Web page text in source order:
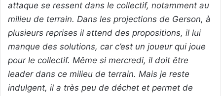
attaque se ressent dans le collectif, notamment au
milieu de terrain. Dans les projections de Gerson, à
plusieurs reprises il attend des propositions, il lui
manque des solutions, car c’est un joueur qui joue
pour le collectif. Même si mercredi, il doit être
leader dans ce milieu de terrain. Mais je reste
indulgent, il a très peu de déchet et permet de